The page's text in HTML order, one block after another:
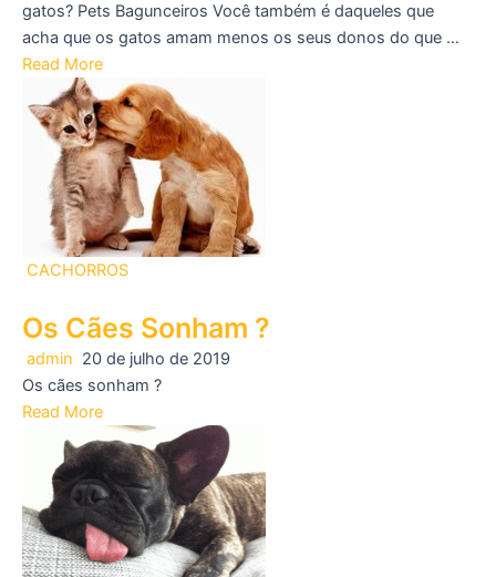
gatos? Pets Bagunceiros Você também é daqueles que
acha que os gatos amam menos os seus donos do que …
Read More
CACHORROS
Os Cães Sonham ?
admin 20 de julho de 2019
Os cães sonham ?
Read More